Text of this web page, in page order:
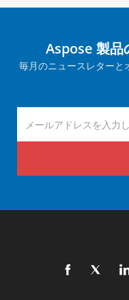
Aspose 製品
毎月のニュースレターと